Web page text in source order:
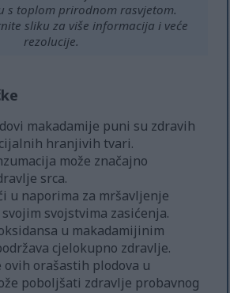
s toplom prirodnom rasvjetom.
sliku za više informacija i veće
rezolucije.
makadamije puni su zdravih
hranjivih tvari.
može značajno
srca.
u naporima za mršavljenje
svojstvima zasićenja.
u makadamijinim
cjelokupno zdravlje.
orašastih plodova u
poboljšati zdravlje probavnog